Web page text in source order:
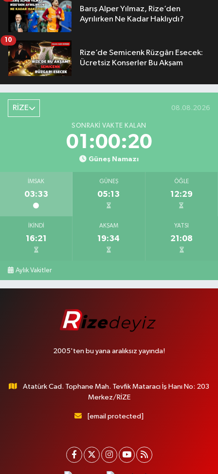
Barış Alper Yılmaz, Rize’den
Ayrılırken Ne Kadar Haklıydı?
Rize’de Semicenk Rüzgârı Esecek:
Ücretsiz Konserler Bu Akşam
10
RİZE 08.08.2026
SONRAKI VAKTE KALAN
01:00:19
Güneş Namazı
İMSAK
03:33
GÜNEŞ
05:13
ÖĞLE
12:29
İKINDI
16:21
AKŞAM
19:34
YATSI
21:08
Aylık Vakitler
2005'ten bu yana aralıksız yayında!
Atatürk Cad. Tophane Mah. Tevfik Mataracı İş Hanı No: 203
Merkez/RİZE
[email protected]